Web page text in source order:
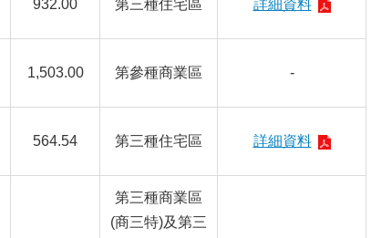
932.00 第三種住宅區 詳細資料
1,503.00 第參種商業區 -
564.54 第三種住宅區 詳細資料
第三種商業區
(商三特)及第三